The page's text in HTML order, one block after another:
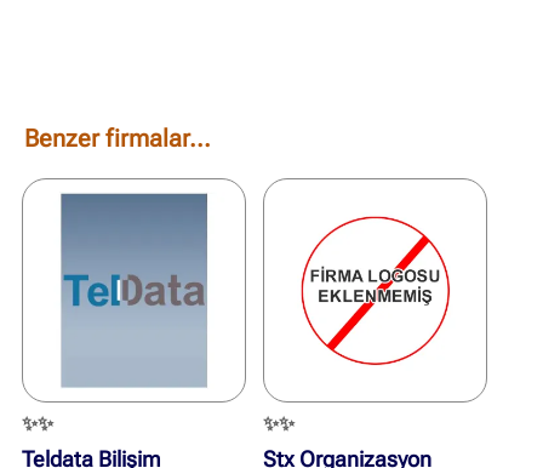
Benzer firmalar...
✨✨
Teldata Bilişim
✨✨
Stx Organizasyon